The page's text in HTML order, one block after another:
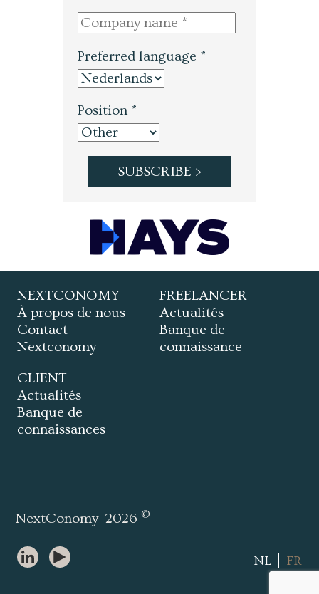
Preferred language *
Position *
NEXTCONOMY
À propos de nous
Contact
Nextconomy
FREELANCER
Actualités
Banque de
connaissance
CLIENT
Actualités
Banque de
connaissances
NextConomy 2026©
NL FR